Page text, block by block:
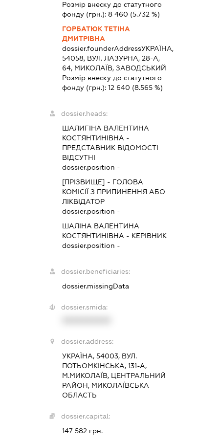
Розмір внеску до статутного
фонду (грн.):8 460 (5.732 %)
ГОРБАТЮК ТЕТІНА
ДМИТРІВНА
dossier.founderAddressУКРАЇНА,
54058, ВУЛ. ЛАЗУРНА, 28-А,
64, МИКОЛАЇВ, ЗАВОДСЬКИЙ
Розмір внеску до статутного
фонду (грн.):12 640 (8.565 %)
dossier.heads:
ШАЛИГІНА ВАЛЕНТИНА
КОСТЯНТИНІВНА -
ПРЕДСТАВНИК ВІДОМОСТІ
ВІДСУТНІ
dossier.position -
[ПРІЗВИЩЕ] - ГОЛОВА
КОМІСІЇ З ПРИПИНЕННЯ АБО
ЛІКВІДАТОР
dossier.position -
ШАЛІНА ВАЛЕНТИНА
КОСТЯНТИНІВНА - КЕРІВНИК
dossier.position -
dossier.beneficiaries:
dossier.missingData
dossier.smida:
dossier.address:
УКРАЇНА, 54003, ВУЛ.
ПОТЬОМКІНСЬКА, 131-А,
М.МИКОЛАЇВ, ЦЕНТРАЛЬНИЙ
РАЙОН, МИКОЛАЇВСЬКА
ОБЛАСТЬ
dossier.capital:
147 582 грн.